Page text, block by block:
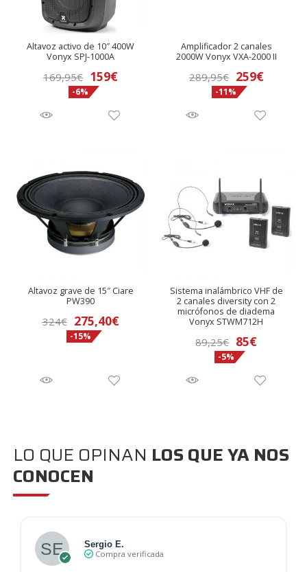
Altavoz activo de 10″ 400W
Vonyx SPJ-1000A
169,95€ El
precio
original
159€El
actual
-6%
Amplificador 2 canales
2000W Vonyx VXA-2000 II
289,95€ El
precio
original
259€El
actual
-11%
Altavoz grave de 15″ Ciare
PW390
324€ El
precio
275,40€El
es:
-15%
Sistema inalámbrico VHF de
2 canales diversity con 2
micrófonos de diadema
Vonyx STWM712H
89,25€ El
precio
original
85€El
actual
-5%
LO QUE OPINAN LOS QUE YA NOS
CONOCEN
Sergio E.
Compra verificada